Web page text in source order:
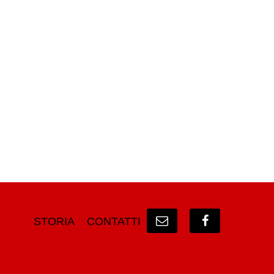
STORIA CONTATTI